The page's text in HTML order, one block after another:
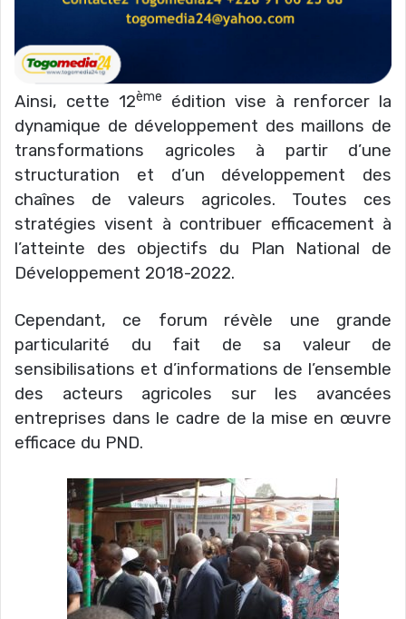
Ainsi, cette 12ème
édition vise à renforcer la
dynamique de développement des maillons de
transformations agricoles à partir d’une
structuration et d’un développement des
chaînes de valeurs agricoles. Toutes ces
stratégies visent à contribuer efficacement à
l’atteinte des objectifs du Plan National de
Développement 2018-2022.
Cependant, ce forum révèle une grande
particularité du fait de sa valeur de
sensibilisations et d’informations de l’ensemble
des acteurs agricoles sur les avancées
entreprises dans le cadre de la mise en œuvre
efficace du PND.